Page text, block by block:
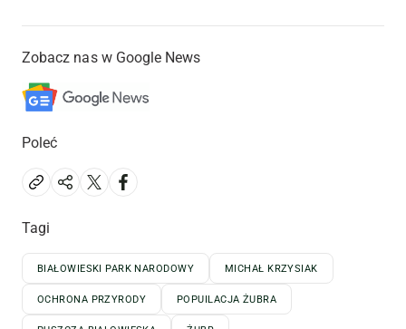
Zobacz nas w Google News
Poleć
Tagi
BIAŁOWIESKI PARK NARODOWY MICHAŁ KRZYSIAK
OCHRONA PRZYRODY POPUILACJA ŻUBRA